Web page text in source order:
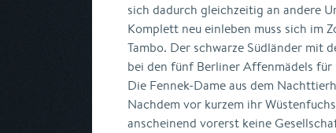
sich dadurch gleichzeitig an andere
Komplett neu einleben muss sich im
Tambo. Der schwarze Südländer mit
bei den fünf Berliner Affenmädels für
Die Fennek-Dame aus dem
Nachdem vor kurzem ihr
anscheinend vorerst keine